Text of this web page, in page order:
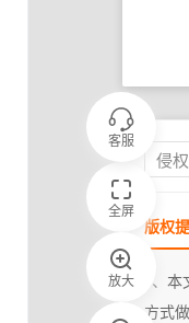
客服
全屏
放大
侵
版权
1、
方式